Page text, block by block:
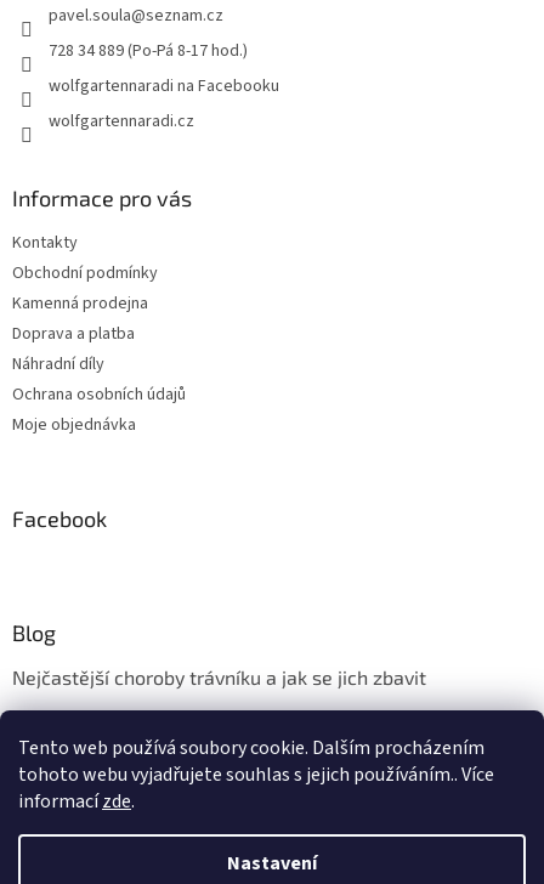
Tento web používá soubory cookie. Dalším procházením
tohoto webu vyjadřujete souhlas s jejich používáním.. Více
informacízde.
Nastavení
pavel.soula@seznam.cz
728 34 889 (Po-Pá 8-17 hod.)
wolfgartennaradi na Facebooku
wolfgartennaradi.cz
Informace pro vás
Kontakty
Obchodní podmínky
Kamenná prodejna
Doprava a platba
Náhradní díly
Ochrana osobních údajů
Moje objednávka
Facebook
Blog
Nejčastější choroby trávníku a jak se jich zbavit
Údržba trávníku v měsíci květnu
Vytvořil Shoptet